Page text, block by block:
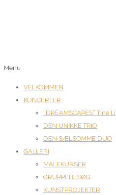
Menu
VELKOMMEN
KONCERTER
“DREAMSCAPES” Tine
DEN UNIKKE TRIO
DEN SÆLSOMME DUO
GALLERI
MALEKURSER
GRUPPEBESØG
KUNSTPROJEKTER